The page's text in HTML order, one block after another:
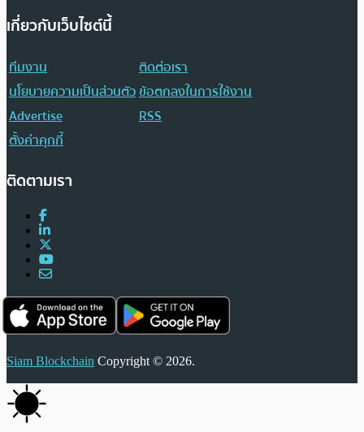
เกี่ยวกับเว็บไซต์นี้
ทีมงาน
ติดต่อเรา
นโยบายความเป็นส่วนตัวข้อตกลงในการใช้งาน
Advertise
RSS
ตั้งค่าคุกกี้
ติดตามเรา
Siam Blockchain Copyright © 2026.